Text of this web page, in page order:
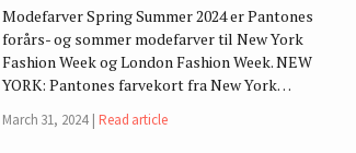
Modefarver Spring Summer 2024 er Pantones
forårs- og sommer modefarver til New York
Fashion Week og London Fashion Week. NEW
YORK: Pantones farvekort fra New York…
March 31, 2024 Read article